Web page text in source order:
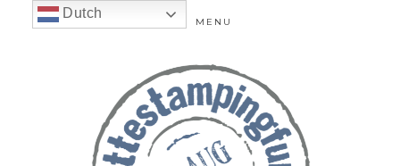
MENU
Dutch